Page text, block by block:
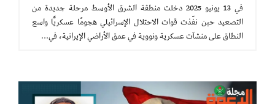
في 13 يونيو 2025 دخلت منطقة الشرق الأوسط مرحلة جديدة من
التصعيد حين نفّذت قوات الاحتلال الإسرائيلي هجومًا عسكريًّا واسع
النطاق على منشآت عسكرية ونووية في عمق الأراضي الإيرانية، في...